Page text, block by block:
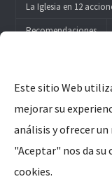
Este sitio Web
mejorar su
análisis y ofrecer
"Aceptar" nos da
cookies.
La Iglesia en 12
Recomendaciones
Legal
Aviso Legal